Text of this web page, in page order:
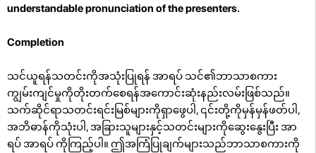
understandable pronunciation of the presenters.
Completion
သင်ယူရန်သတင်းကိုအသုံးပြုရန် အာရပ် သင်၏ဘာသာစကား
ကျွမ်းကျင်မှုကိုတိုးတက်စေရန်အကောင်းဆုံးနည်းလမ်းဖြစ်သည်။
သက်ဆိုင်ရာသတင်းရင်းမြစ်များကိုရှာဖွေပါ, ၎င်းတို့ကိုမှန်မှန်ဖတ်ပါ,
အဘိဓာန်ကိုသုံးပါ, အခြားသူများနှင့်သတင်းများကိုဆွေးနွေးပြီး အာ
ရပ် အာရပ် ကိုကြည့်ပါ။ ဤအကြံပြုချက်များသည်ဘာသာစကားကို